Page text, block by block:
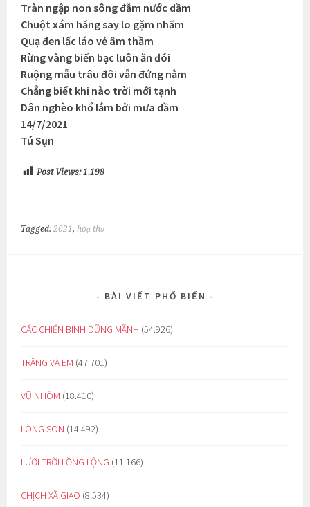
Tràn ngập non sông đẫm nước dầm
Chuột xám hăng say lo gặm nhấm
Quạ đen lấc láo vẻ âm thầm
Rừng vàng biển bạc luôn ăn đói
Ruộng mẫu trâu đôi vẫn đứng nằm
Chẳng biết khi nào trời mới tạnh
Dân nghèo khổ lắm bởi mưa dầm
14/7/2021
Tú Sụn
Post Views: 1.198
Tagged:2021,hoạ thơ
BÀI VIẾT PHỔ BIẾN
CÁC CHIẾN BINH DŨNG MÃNH (54.926)
TRĂNG VÀ EM (47.701)
VŨ NHÔM (18.410)
LÒNG SON (14.492)
LƯỚI TRỜI LỒNG LỘNG (11.166)
CHỊCH XÃ GIAO (8.534)